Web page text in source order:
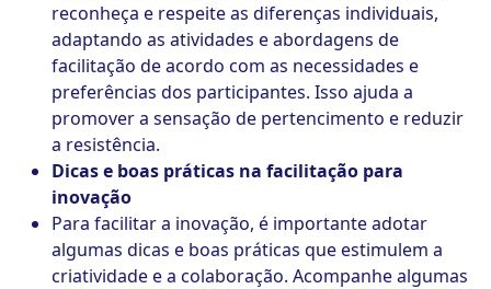
reconheça e respeite as diferenças individuais,
adaptando as atividades e abordagens de
facilitação de acordo com as necessidades e
preferências dos participantes. Isso ajuda a
promover a sensação de pertencimento e reduzir
a resistência.
Dicas e boas práticas na facilitação para
inovação
Para facilitar a inovação, é importante adotar
algumas dicas e boas práticas que estimulem a
criatividade e a colaboração. Acompanhe algumas